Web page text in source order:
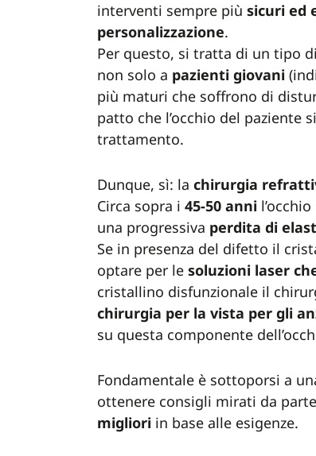
interventi sempre più sicuri ed
personalizzazione.
Per questo, si tratta di un tipo
non solo a pazienti giovani
più maturi che soffrono di
patto che l’occhio del paziente
trattamento.
Dunque, sì: la chirurgia
Circa sopra i 45-50 anni
una progressiva perdita di
Se in presenza del difetto il
optare per le soluzioni laser
cristallino disfunzionale il
chirurgia per la vista per gli
su questa componente
Fondamentale è sottoporsi a
ottenere consigli mirati da
migliori in base alle esigenze.